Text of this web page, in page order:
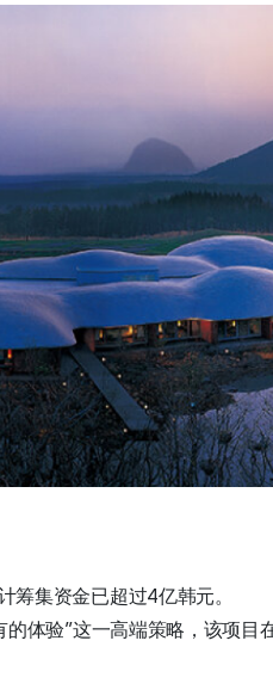
筹集资金已超过4亿韩元。
体验”这一高端策略，该项目